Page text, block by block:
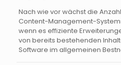
Nach wie vor wächst die
Content-Management-
wenn es effiziente
von bereits bestehenden
Software im allgemeinen